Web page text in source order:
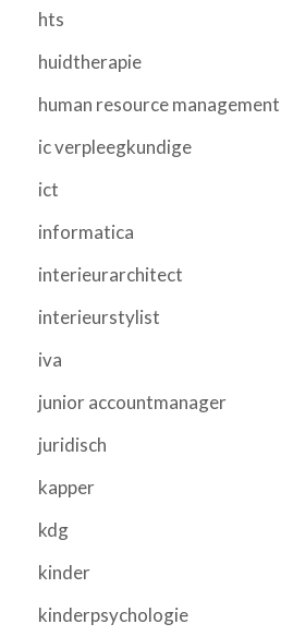
hts
huidtherapie
human resource management
ic verpleegkundige
ict
informatica
interieurarchitect
interieurstylist
iva
junior accountmanager
juridisch
kapper
kdg
kinder
kinderpsychologie